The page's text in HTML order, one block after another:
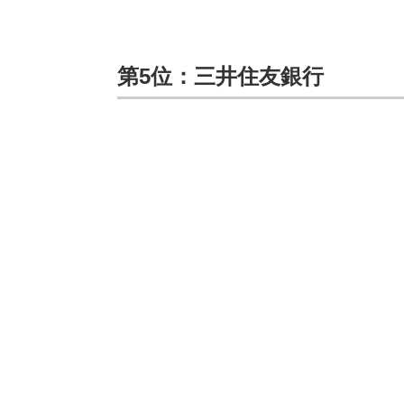
第5位：三井住友銀行